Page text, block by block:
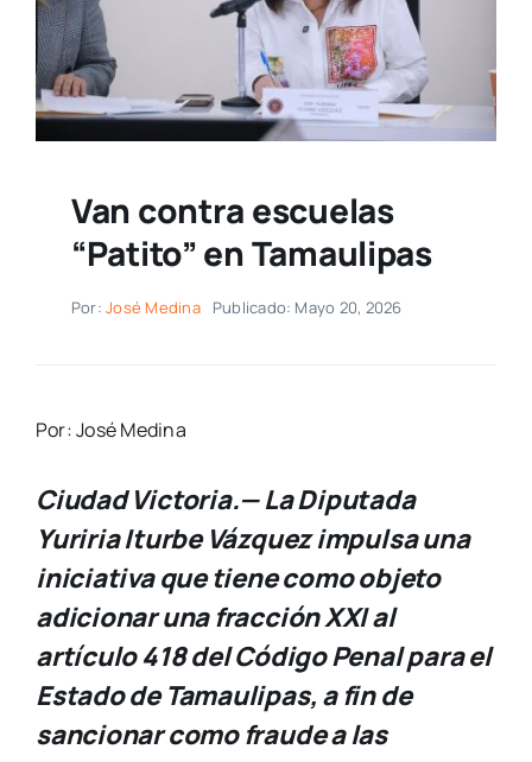
Van contra escuelas
“Patito” en Tamaulipas
Por:José Medina Publicado: Mayo 20, 2026
Por: José Medina
Ciudad Victoria.— La Diputada
Yuriria Iturbe Vázquez impulsa una
iniciativa que tiene como objeto
adicionar una fracción XXI al
artículo 418 del Código Penal para el
Estado de Tamaulipas, a fin de
sancionar como fraude a las